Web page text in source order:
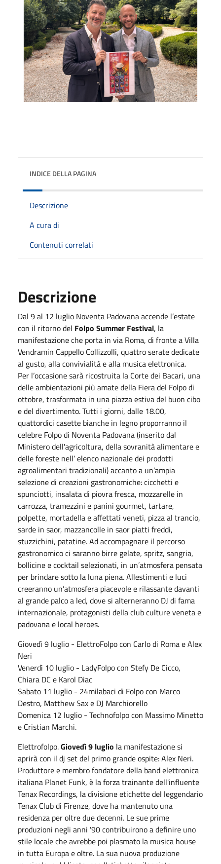
INDICE DELLA PAGINA
Descrizione
A cura di
Contenuti correlati
Descrizione
Dal 9 al 12 luglio Noventa Padovana accende l’estate
con il ritorno del Folpo Summer Festival, la
manifestazione che porta in via Roma, di fronte a Villa
Vendramin Cappello Collizzolli, quattro serate dedicate
al gusto, alla convivialità e alla musica elettronica.
Per l’occasione sarà ricostruita la Corte dei Bacari, una
delle ambientazioni più amate della Fiera del Folpo di
ottobre, trasformata in una piazza estiva del buon cibo
e del divertimento. Tutti i giorni, dalle 18.00,
quattordici casette bianche in legno proporranno il
celebre Folpo di Noventa Padovana (inserito dal
Ministero dell'agricoltura, della sovranità alimentare e
delle foreste nell’ elenco nazionale dei prodotti
agroalimentari tradizionali) accanto a un’ampia
selezione di creazioni gastronomiche: cicchetti e
spunciotti, insalata di piovra fresca, mozzarelle in
carrozza, tramezzini e panini gourmet, tartare,
polpette, mortadella e affettati veneti, pizza al trancio,
sarde in saor, mazzancolle in saor piatti freddi,
stuzzichini, patatine. Ad accompagnare il percorso
gastronomico ci saranno birre gelate, spritz, sangria,
bollicine e cocktail selezionati, in un’atmosfera pensata
per brindare sotto la luna piena. Allestimenti e luci
creeranno un’atmosfera piacevole e rilassante davanti
al grande palco a led, dove si alterneranno DJ di fama
internazionale, protagonisti della club culture veneta e
padovana e local heroes.
Giovedì 9 luglio - ElettroFolpo con Carlo di Roma e Alex
Neri
Venerdì 10 luglio - LadyFolpo con Stefy De Cicco,
Chiara DC e Karol Diac
Sabato 11 luglio - 24milabaci di Folpo con Marco
Destro, Matthew Sax e DJ Marchiorello
Domenica 12 luglio - Technofolpo con Massimo Minetto
e Cristian Marchi.
Elettrofolpo.Giovedì 9 luglio la manifestazione si
aprirà con il dj set del primo grande ospite: Alex Neri.
Produttore e membro fondatore della band elettronica
italiana Planet Funk, è la forza trainante dell'influente
Tenax Recordings, la divisione etichette del leggendario
Tenax Club di Firenze, dove ha mantenuto una
residenza per oltre due decenni. Le sue prime
produzioni negli anni '90 contribuirono a definire uno
stile locale che avrebbe poi plasmato la musica house
in tutta Europa e oltre. La sua nuova produzione